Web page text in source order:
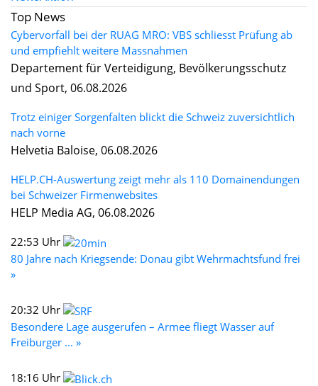
Top News
Cybervorfall bei der RUAG MRO: VBS schliesst Prüfung ab
und empfiehlt weitere Massnahmen
Departement für Verteidigung, Bevölkerungsschutz
und Sport, 06.08.2026
Trotz einiger Sorgenfalten blickt die Schweiz zuversichtlich
nach vorne
Helvetia Baloise, 06.08.2026
HELP.CH-Auswertung zeigt mehr als 110 Domainendungen
bei Schweizer Firmenwebsites
HELP Media AG, 06.08.2026
22:53 Uhr
80 Jahre nach Kriegsende: Donau gibt Wehrmachtsfund frei
»
20:32 Uhr
Besondere Lage ausgerufen – Armee fliegt Wasser auf
Freiburger ... »
18:16 Uhr